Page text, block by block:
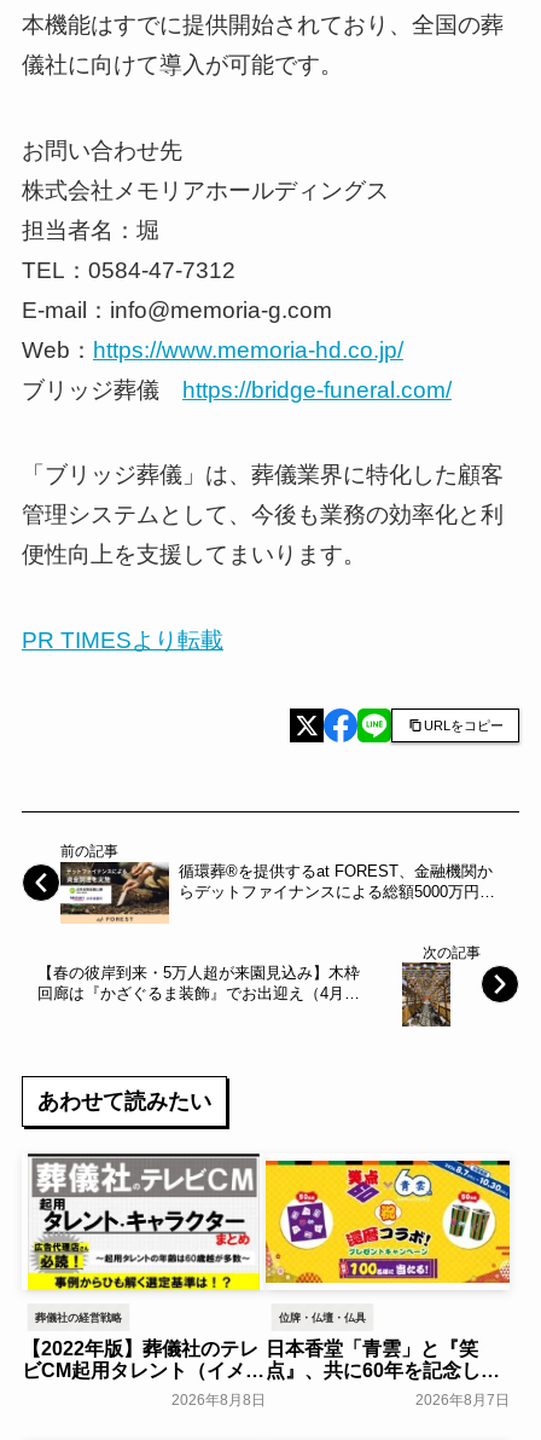
本機能はすでに提供開始されており、全国の葬
儀社に向けて導入が可能です。
お問い合わせ先
株式会社メモリアホールディングス
担当者名：堀
TEL：0584-47-7312
E-mail：info@memoria-g.com
Web： https://www.memoria-hd.co.jp/
ブリッジ葬儀 https://bridge-funeral.com/
「ブリッジ葬儀」は、葬儀業界に特化した顧客
管理システムとして、今後も業務の効率化と利
便性向上を支援してまいります。
PR TIMESより転載
URLをコピー
前の記事
循環葬®︎を提供するat FOREST、金融機関か
らデットファイナンスによる総額5000万円の
次の記事
【春の彼岸到来・5万人超が来園見込み】木枠
回廊は『かざぐるま装飾』でお出迎え（4月下
あわせて読みたい
葬儀社の経営戦略
【2022年版】葬儀社のテレ
ビCM起用タレント（イメー
ジキャラクター）まとめ
2026年8月8日
位牌・仏壇・仏具
日本香堂「青雲」と『笑
点』、共に60年を記念した
初コラボ！オリジナルグッ
2026年8月7日